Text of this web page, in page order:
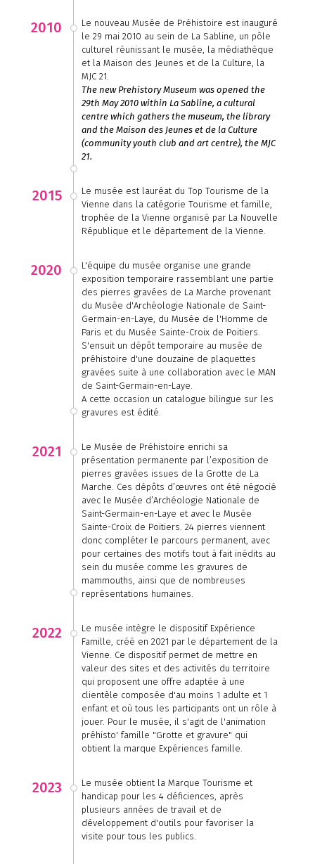
2010
Le nouveau Musée de Préhistoire est inauguré
le 29 mai 2010 au sein de La Sabline, un pôle
culturel réunissant le musée, la médiathèque
et la Maison des Jeunes et de la Culture, la
MJC 21.
The new Prehistory Museum was opened the
29th May 2010 within La Sabline, a cultural
centre which gathers the museum, the library
and the Maison des Jeunes et de la Culture
(community youth club and art centre), the MJC
21.
2015
Le musée est lauréat du Top Tourisme de la
Vienne dans la catégorie Tourisme et famille,
trophée de la Vienne organisé par La Nouvelle
République et le département de la Vienne.
2020
L'équipe du musée organise une grande
exposition temporaire rassemblant une partie
des pierres gravées de La Marche provenant
du Musée d'Archéologie Nationale de Saint-
Germain-en-Laye, du Musée de l'Homme de
Paris et du Musée Sainte-Croix de Poitiers.
S'ensuit un dépôt temporaire au musée de
préhistoire d'une douzaine de plaquettes
gravées suite à une collaboration avec le MAN
de Saint-Germain-en-Laye.
A cette occasion un catalogue bilingue sur les
gravures est édité.
2021
Le Musée de Préhistoire enrichi sa
présentation permanente par l’exposition de
pierres gravées issues de la Grotte de La
Marche. Ces dépôts d’œuvres ont été négocié
avec le Musée d’Archéologie Nationale de
Saint-Germain-en-Laye et avec le Musée
Sainte-Croix de Poitiers. 24 pierres viennent
donc compléter le parcours permanent, avec
pour certaines des motifs tout à fait inédits au
sein du musée comme les gravures de
mammouths, ainsi que de nombreuses
représentations humaines.
2022
Le musée intègre le dispositif Expérience
Famille, créé en 2021 par le département de la
Vienne. Ce dispositif permet de mettre en
valeur des sites et des activités du territoire
qui proposent une offre adaptée à une
clientèle composée d'au moins 1 adulte et 1
enfant et où tous les participants ont un rôle à
jouer. Pour le musée, il s'agit de l'animation
préhisto' famille "Grotte et gravure" qui
obtient la marque Expériences famille.
2023
Le musée obtient la Marque Tourisme et
handicap pour les 4 déficiences, après
plusieurs années de travail et de
développement d'outils pour favoriser la
visite pour tous les publics.